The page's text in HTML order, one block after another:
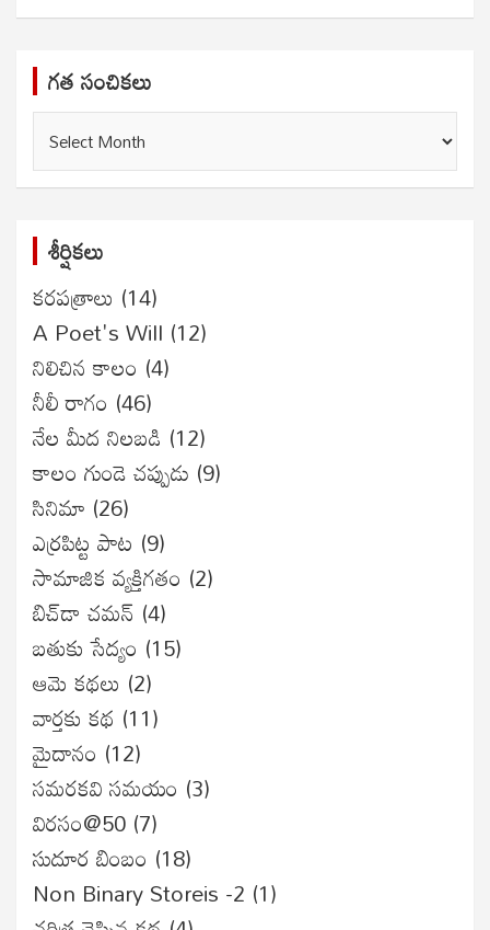
గత సంచికలు
గత
సంచికలు
శీర్షికలు
కరపత్రాలు (14)
A Poet's Will (12)
నిలిచిన కాలం (4)
నీలీ రాగం (46)
నేల మీద నిలబడి (12)
కాలం గుండె చప్పుడు (9)
సినిమా (26)
ఎర్రపిట్ట పాట (9)
సామాజిక వ్యక్తిగతం (2)
బిచ్‌డా చమన్ (4)
బతుకు సేద్యం (15)
ఆమె కథలు (2)
వార్తకు కథ (11)
మైదానం (12)
సమరకవి సమయం (3)
విరసం@50 (7)
సుదూర బింబం (18)
Non Binary Storeis -2 (1)